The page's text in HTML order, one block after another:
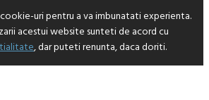
uri pentru a va imbunatati experienta.
acestui website sunteti de acord cu
, dar puteti renunta, daca doriti.